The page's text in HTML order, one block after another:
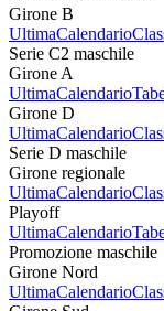
Girone B
UltimaCalendario
Serie C2 maschile
Girone A
UltimaCalendario
Girone D
UltimaCalendario
Serie D maschile
Girone regionale
UltimaCalendario
Playoff
UltimaCalendario
Promozione maschile
Girone Nord
UltimaCalendario